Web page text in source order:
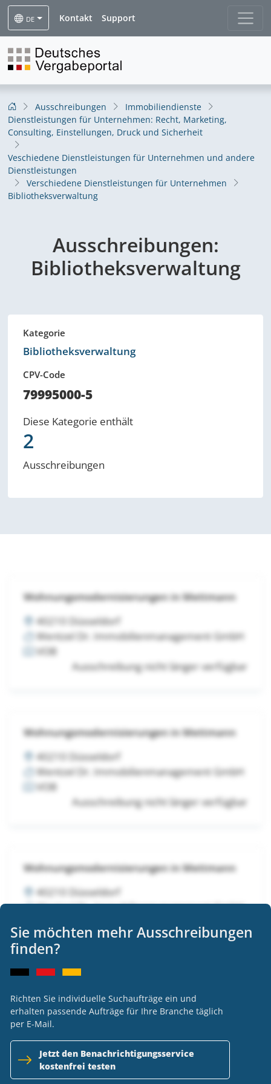
DE Kontakt Support
Ausschreibungen
Immobiliendienste
Dienstleistungen für Unternehmen: Recht, Marketing,
Consulting, Einstellungen, Druck und Sicherheit
Veschiedene Dienstleistungen für Unternehmen und andere
Dienstleistungen
Verschiedene Dienstleistungen für Unternehmen
Bibliotheksverwaltung
Ausschreibungen:
Bibliotheksverwaltung
Kategorie
Bibliotheksverwaltung
CPV-Code
79995000-5
Diese Kategorie enthält
2
Ausschreibungen
Wohnungsmodernisierungen in Mettmann
40210 Düsseldorf
Wentzel Dr. Immobilienmanagement GmbH
VOB
Ausschreibung nicht länger verfügbar
Wohnungsmodernisierungen in Mettmann
40210 Düsseldorf
Wentzel Dr. Immobilienmanagement GmbH
VOB
Ausschreibung nicht länger verfügbar
Wohnungsmodernisierungen in Mettmann
40210 Düsseldorf
Wentzel Dr. Immobilienmanagement GmbH
Ausschreibung nicht länger verfügbar
Wohnungsmodernisierungen in Mettmann
40210 Düsseldorf
Wentzel Dr. Immobilienmanagement GmbH
VOB
Ausschreibung nicht länger verfügbar
Sie möchten mehr Ausschreibungen
finden?
Richten Sie individuelle Suchaufträge ein und
erhalten passende Aufträge für Ihre Branche täglich
per E-Mail.
Jetzt den Benachrichtigungsservice
kostenfrei testen